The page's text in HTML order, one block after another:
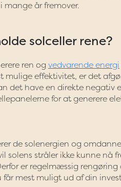
år fremover.
solceller rene?
ren og vedvarende energi
effektivitet, er det
det have en direkte negativ
for at generere
de solenergien og
solens stråler ikke kunne nå
er regelmæssig
mest muligt ud af din